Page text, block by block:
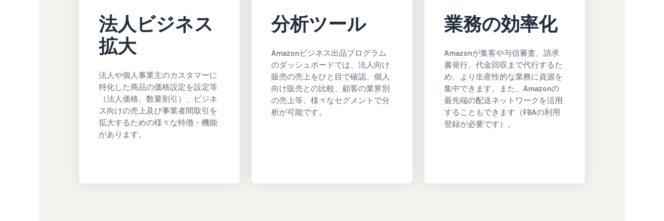
法人ビジネス
拡大
法人や個人事業主のカスタマーに
特化した商品の価格設定を設定等
（法人価格、数量割引）、ビジネ
ス向けの売上及び事業者間取引を
拡大するための様々な特徴・機能
があります。
分析ツール
Amazonビジネス出品プログラム
のダッシュボードでは、法人向け
販売の売上をひと目で確認、個人
向け販売との比較、顧客の業界別
の売上等、様々なセグメントで分
析が可能です。
業務の効率化
Amazonが集客や与信審査、請求
書発行、代金回収まで代行するた
め、より生産性的な業務に資源を
集中できます。また、Amazonの
最先端の配送ネットワークを活用
することもできます（FBAの利用
登録が必要です）。